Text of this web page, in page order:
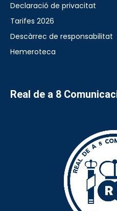
Declaració de privacitat
Tarifes 2026
Descàrrec de responsabilitat
Hemeroteca
Real de a 8